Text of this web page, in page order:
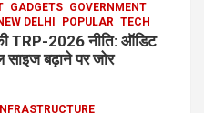
GADGETS GOVERNMENT
DELHI POPULAR TECH
TRP-2026 नीति: ऑडिट
बढ़ाने पर जोर
INFRASTRUCTURE